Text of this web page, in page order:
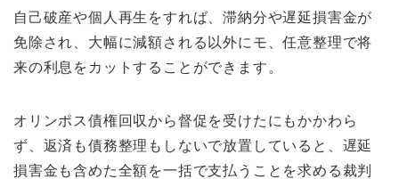
自己破産や個人再生をすれば、滞納分や遅延損害金が
免除され、大幅に減額される以外にモ、任意整理で将
来の利息をカットすることができます。
オリンポス債権回収から督促を受けたにもかかわら
ず、返済も債務整理もしないで放置していると、遅延
損害金も含めた全額を一括で支払うことを求める裁判